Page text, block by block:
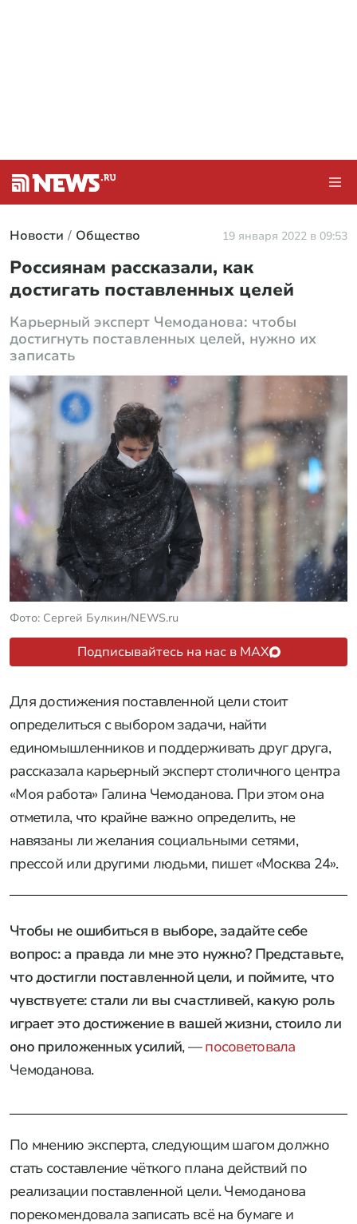
Новости Общество 19 января 2022 в 09:53
Россиянам рассказали, как
достигать поставленных целей
Карьерный эксперт Чемоданова: чтобы
достигнуть поставленных целей, нужно их
записать
Фото: Сергей Булкин/NEWS.ru
Подписывайтесь на нас в MAX
Для достижения поставленной цели стоит
определиться с выбором задачи, найти
единомышленников и поддерживать друг друга,
рассказала карьерный эксперт столичного центра
«Моя работа» Галина Чемоданова. При этом она
отметила, что крайне важно определить, не
навязаны ли желания социальными сетями,
прессой или другими людьми, пишет «Москва 24».
Чтобы не ошибиться в выборе, задайте себе
вопрос: а правда ли мне это нужно? Представьте,
что достигли поставленной цели, и поймите, что
чувствуете: стали ли вы счастливей, какую роль
играет это достижение в вашей жизни, стоило ли
оно приложенных усилий, —посоветовала
Чемоданова.
По мнению эксперта, следующим шагом должно
стать составление чёткого плана действий по
реализации поставленной цели. Чемоданова
порекомендовала записать всё на бумаге и